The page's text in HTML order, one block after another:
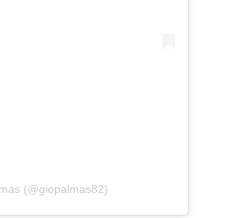
(@giopalmas82)